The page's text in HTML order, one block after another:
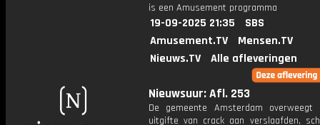
is een Amusement programma
19-09-2025 21:35
SBS
Amusement.TV
Mensen.TV
Nieuws.TV
Alle afleveringen
Nieuwsuur: Afl. 253
De gemeente Amsterdam overweegt
uitgifte van crack aan verslaafden,